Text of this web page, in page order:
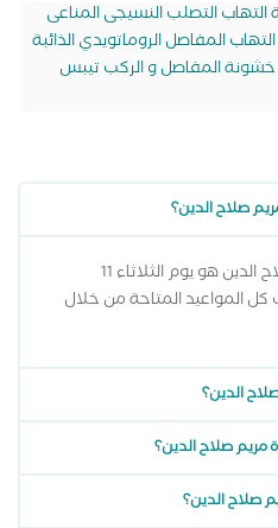
التهاب التصلب النسيجى المناعى
المفاصل الروماتويدي الذائبة
خشونة المفاصل و الركب تيبس
صلاح الدين؟
أقرب ميعاد لدكتورة مريم صلاح الدين هو يوم الثلاثاء 11
تشوف كل المواعيد المتاحة من خلال
الدين؟
مريم صلاح الدين؟
صلاح الدين؟